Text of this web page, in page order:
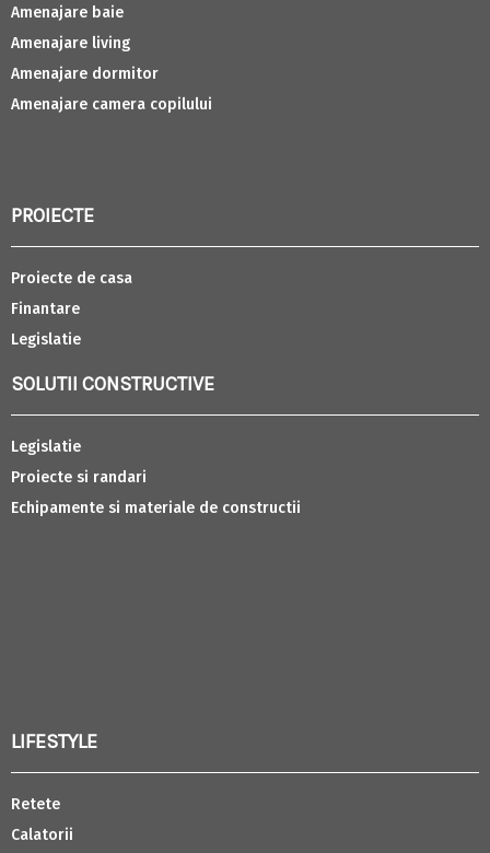
Amenajare baie
Amenajare living
Amenajare dormitor
Amenajare camera copilului
PROIECTE
Proiecte de casa
Finantare
Legislatie
SOLUTII CONSTRUCTIVE
Legislatie
Proiecte si randari
Echipamente si materiale de constructii
LIFESTYLE
Retete
Calatorii